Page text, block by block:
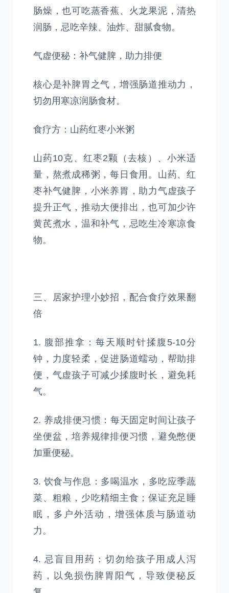
肠燥，也可吃蒸香蕉、火龙果泥，清热
润肠，忌吃辛辣、油炸、甜腻食物。
气虚便秘：补气健脾，助力排便
核心是补脾胃之气，增强肠道推动力，
切勿用寒凉润肠食材。
食疗方：山药红枣小米粥
山药10克、红枣2颗（去核）、小米适
量，熬煮成稀粥，每日食用。山药、红
枣补气健脾，小米养胃，助力气虚孩子
提升正气，推动大便排出，也可加少许
黄芪煮水，温和补气，忌吃生冷寒凉食
物。
三、居家护理小妙招，配合食疗效果翻
倍
1. 腹部推拿：每天顺时针揉腹5-10分
钟，力度轻柔，促进肠道蠕动，帮助排
便，气虚孩子可减少揉腹时长，避免耗
气。
2. 养成排便习惯：每天固定时间让孩子
坐便盆，培养规律排便习惯，避免憋便
加重便秘。
3. 饮食与作息：多喝温水，多吃应季蔬
菜、粗粮，少吃精细主食；保证充足睡
眠，多户外活动，增强体质与肠道动
力。
4. 忌盲目用药：切勿给孩子用成人泻
药，以免损伤脾胃阳气，导致便秘反